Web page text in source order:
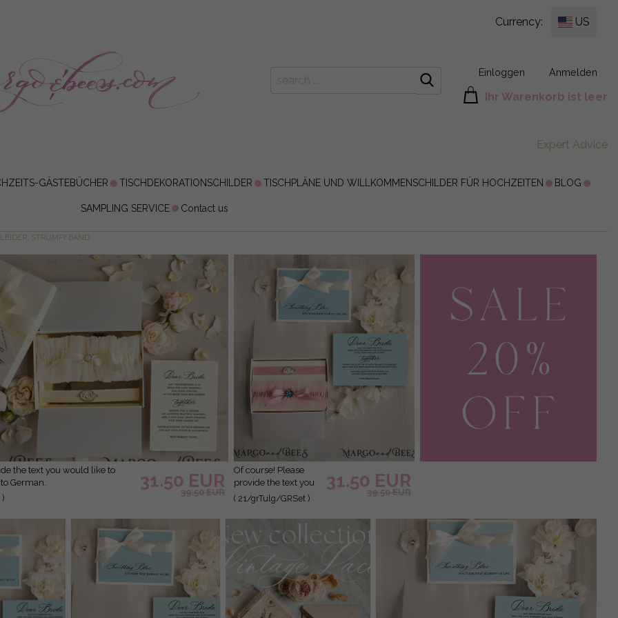
Currency: US
Einloggen Anmelden
Ihr Warenkorb ist leer
Expert Advice
GÄSTEBÜCHER TISCHDEKORATIONSCHILDER TISCHPLÄNE UND WILLKOMMENSCHILDER FÜR HOCHZEITEN BLOG
SAMPLING SERVICE Contact us
STRUMPFBAND
German.
31.50 EUR
39.50 EUR
Of course! Please
provide the text you
would like to have
German.
( 21/grTulg/GRSet )
31.50 EUR
39.50 EUR